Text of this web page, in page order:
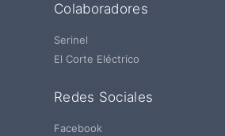
Colaboradores
Serinel
El Corte Eléctrico
Redes Sociales
Facebook